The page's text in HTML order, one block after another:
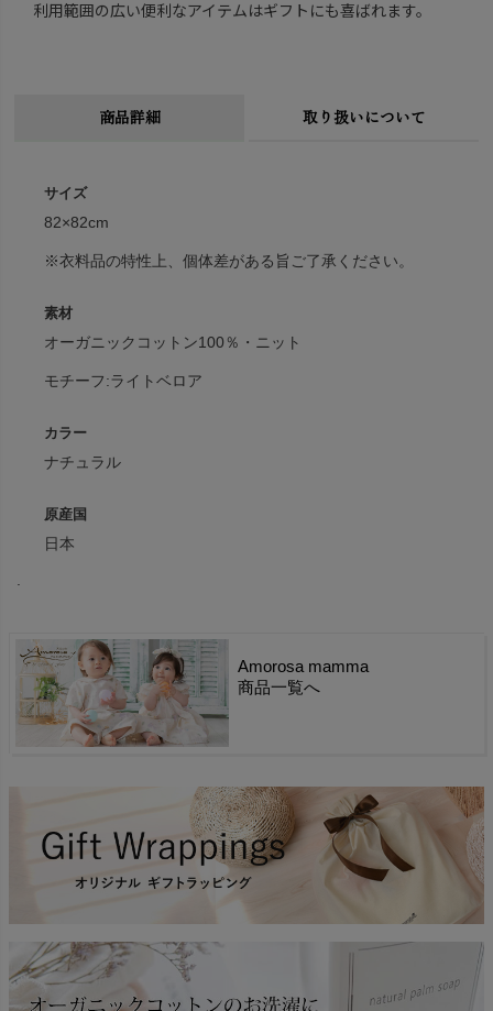
利用範囲の広い便利なアイテムはギフトにも喜ばれます。
商品詳細 取り扱いについて
サイズ
82×82cm
※衣料品の特性上、個体差がある旨ご了承ください。
素材
オーガニックコットン100％・ニット
モチーフ:ライトベロア
カラー
ナチュラル
原産国
日本
Amorosa mamma
商品一覧へ